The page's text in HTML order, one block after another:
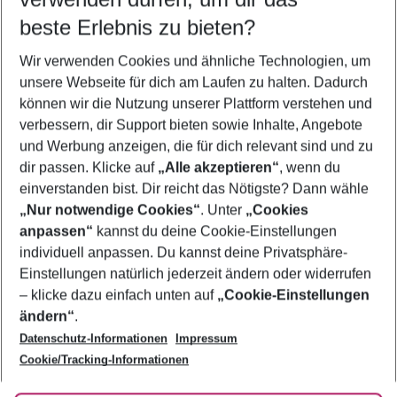
5-8 Nächte
2 Erwachsene Keine Kinder
Mehr Filter anzeigen
Footer
Footer navigation
Über uns
AGB
Bestpreisgarantie
Cookie-Einstellungen ändern
Cookie-Richtlinie
Agenturbetreuung
Barrierefreies Reisen
Folge uns
beste Erlebnis zu bieten?
Wir verwenden Cookies und ähnliche Technologien, um
unsere Webseite für dich am Laufen zu halten. Dadurch
können wir die Nutzung unserer Plattform verstehen und
verbessern, dir Support bieten sowie Inhalte, Angebote
und Werbung anzeigen, die für dich relevant sind und zu
dir passen. Klicke auf „Alle akzeptieren“, wenn du
einverstanden bist. Dir reicht das Nötigste? Dann wähle
„Nur notwendige Cookies“. Unter „Cookies
anpassen“ kannst du deine Cookie-Einstellungen
individuell anpassen. Du kannst deine Privatsphäre-
Einstellungen natürlich jederzeit ändern oder widerrufen
– klicke dazu einfach unten auf „Cookie-Einstellungen
ändern“.
Datenschutz-Informationen
Impressum
Cookie/Tracking-Informationen